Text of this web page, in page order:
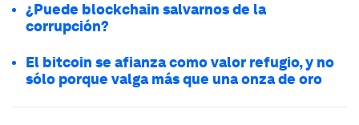
¿Puede blockchain salvarnos de la
corrupción?
El bitcoin se afianza como valor refugio, y no
sólo porque valga más que una onza de oro